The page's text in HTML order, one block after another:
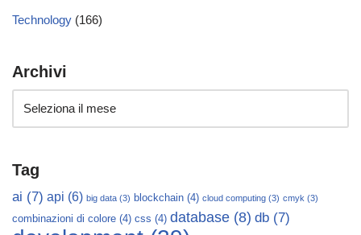
Technology (166)
Archivi
Tag
ai (7) api (6) big data (3) blockchain (4) cloud computing (3) cmyk (3)
combinazioni di colore (4) css (4) database (8) db (7)